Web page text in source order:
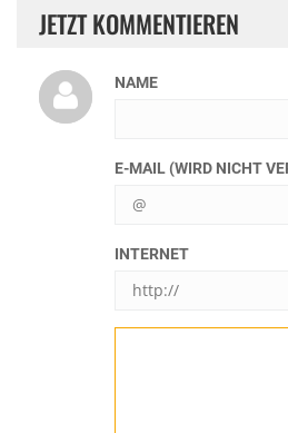
JETZT KOMMENTIEREN
NAME
E-MAIL (WIRD NICHT
INTERNET